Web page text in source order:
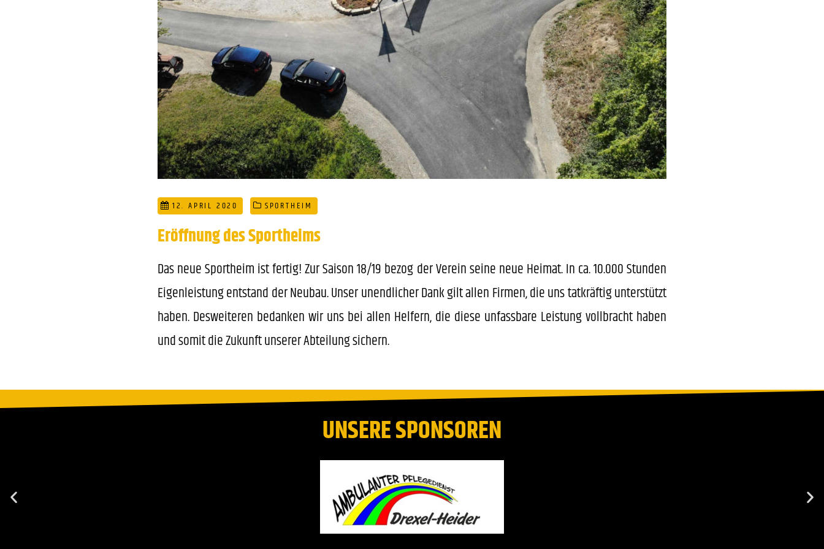
12. APRIL 2020 SPORTHEIM
Eröffnung des Sportheims
Das neue Sportheim ist fertig! Zur Saison 18/19 bezog der Verein seine neue Heimat. In ca. 10.000 Stunden
Eigenleistung entstand der Neubau. Unser unendlicher Dank gilt allen Firmen, die uns tatkräftig unterstützt
haben. Desweiteren bedanken wir uns bei allen Helfern, die diese unfassbare Leistung vollbracht haben
und somit die Zukunft unserer Abteilung sichern.
UNSERE SPONSOREN